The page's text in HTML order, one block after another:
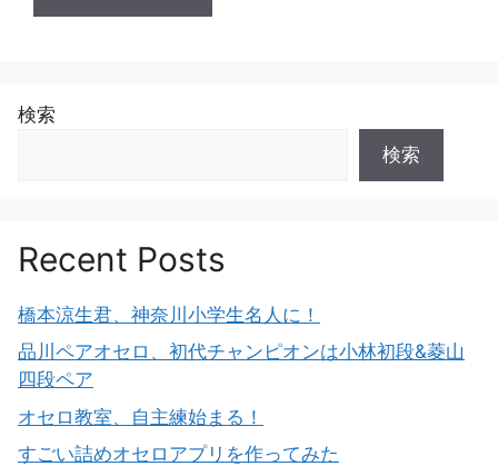
検索
検索
Recent Posts
橋本涼生君、神奈川小学生名人に！
品川ペアオセロ、初代チャンピオンは小林初段&菱山
四段ペア
オセロ教室、自主練始まる！
すごい詰めオセロアプリを作ってみた